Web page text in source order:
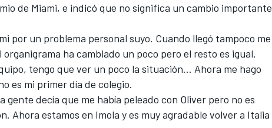
de Miami, e indicó que no significa un cambio importante
por un problema personal suyo. Cuando llegó tampoco me
ha cambiado un poco pero el resto es igual.
tengo que ver un poco la situación... Ahora me hago
es mi primer día de colegio.
gente decía que me había peleado con Oliver pero no es
Ahora estamos en Imola y es muy agradable volver a Italia